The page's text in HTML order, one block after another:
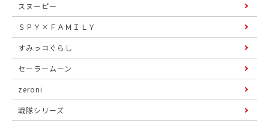
スヌーピー
ＳＰＹ×ＦＡＭＩＬＹ
すみっコぐらし
セーラームーン
zeroni
戦隊シリーズ